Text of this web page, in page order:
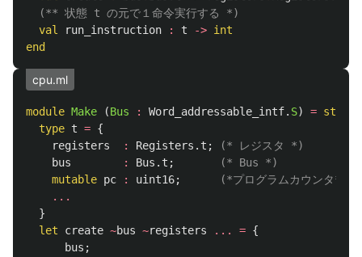
(** 状態 t の元で１命令実行する *)
val
run_instruction : t -> int
end
cpu.ml
module Make (Bus : Word_addressable_intf. S) = struct
type t = {
registers
: Registers . t ;
(* レジスタ *)
bus
: Bus . t ;
(* Bus *)
mutable pc : uint16;
(*プログラムカウンタ*)
...
}
let
create ~bus ~registers ... = {
bus ;